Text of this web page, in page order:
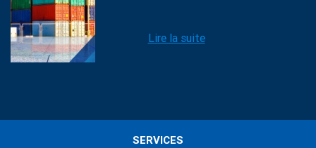
Lire la suite
SERVICES